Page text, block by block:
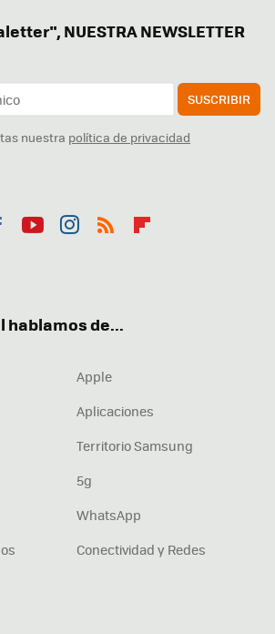
NUESTRA NEWSLETTER
SUSCRIBIR
nuestra política de privacidad
hablamos de...
Apple
Aplicaciones
Territorio Samsung
5g
WhatsApp
Conectividad y Redes